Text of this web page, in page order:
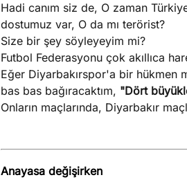
Hadi canım siz de, O zaman
dostumuz var, O da mı terörist?
Size bir şey söyleyeyim mi?
Futbol Federasyonu çok akıllıca
Eğer Diyarbakırspor'a bir hükmen
bas bas bağıracaktım, "Dört
Onların maçlarında, Diyarbakır
Anayasa değişirken